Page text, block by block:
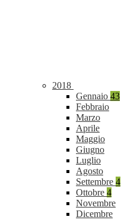
2018
Gennaio 43
Febbraio
Marzo
Aprile
Maggio
Giugno
Luglio
Agosto
Settembre 4
Ottobre 4
Novembre
Dicembre